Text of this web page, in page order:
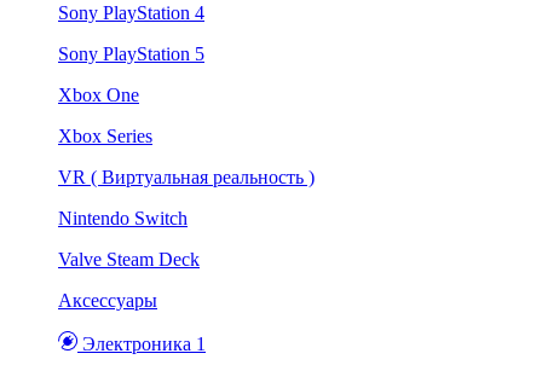
Sony PlayStation 4
Sony PlayStation 5
Xbox One
Xbox Series
VR ( Виртуальная реальность )
Nintendo Switch
Valve Steam Deck
Аксессуары
Электроника 1